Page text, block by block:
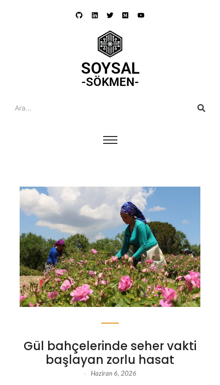
SOYSAL
-SÖKMEN-
Gül bahçelerinde seher vakti
başlayan zorlu hasat
- Haziran 6, 2026